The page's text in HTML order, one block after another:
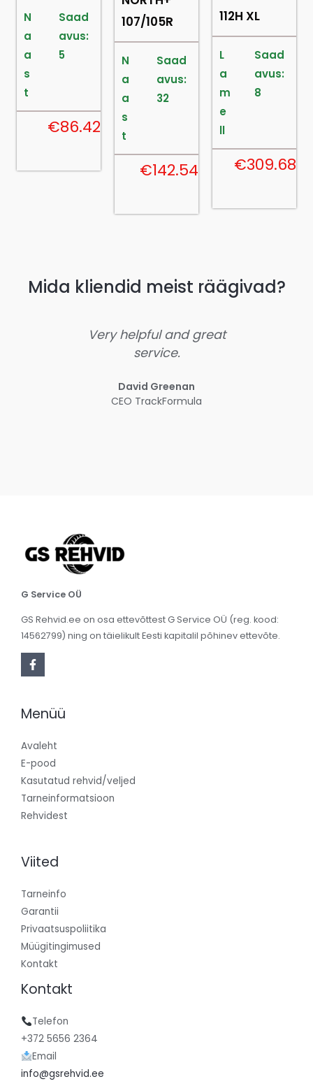
N
a
a
s
t
Saad
avus:
5
€86.42
107/105R
N
a
a
s
t
Saad
avus:
32
€142.54
112H XL
L
a
m
e
ll
Saad
avus:
8
€309.68
Mida kliendid meist räägivad?
Great and professional
service, suur aitäh!
Jännä Rebane
Finland
G Service OÜ
GS Rehvid.ee on osa ettevõttest G Service OÜ (reg. kood:
14562799) ning on täielikult Eesti kapitalil põhinev ettevõte.
Menüü
Avaleht
E-pood
Kasutatud rehvid/veljed
Tarneinformatsioon
Rehvidest
Viited
Tarneinfo
Garantii
Privaatsuspoliitika
Müügitingimused
Kontakt
Kontakt
Telefon
+372 5656 2364
Email
info@gsrehvid.ee